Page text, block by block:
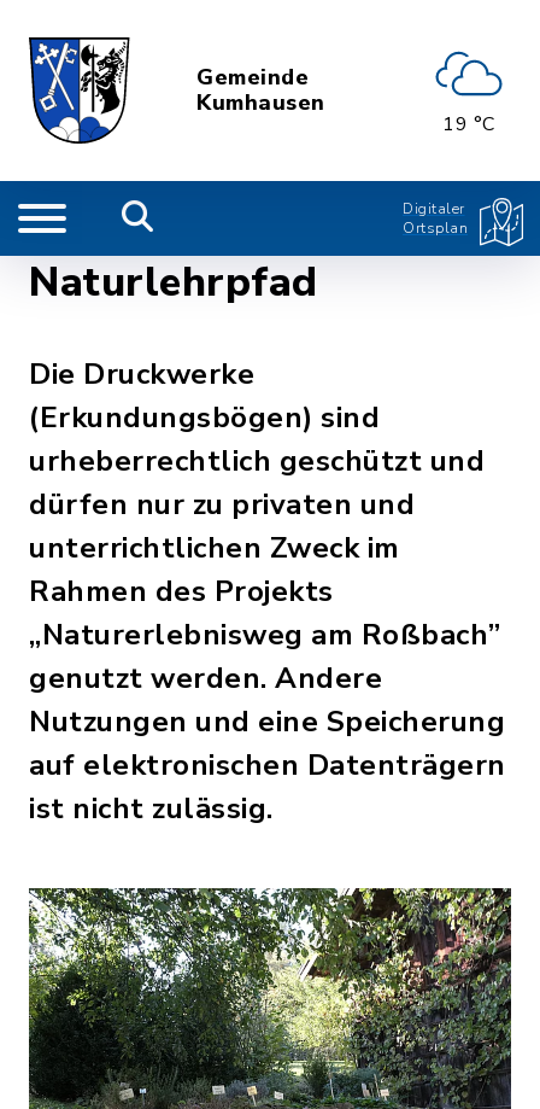
Gemeinde
Kumhausen
19 °C
Digitaler
Ortsplan
Naturlehrpfad
Die Druckwerke
(Erkundungsbögen) sind
urheberrechtlich geschützt und
dürfen nur zu privaten und
unterrichtlichen Zweck im
Rahmen des Projekts
„Naturerlebnisweg am Roßbach”
genutzt werden. Andere
Nutzungen und eine Speicherung
auf elektronischen Datenträgern
ist nicht zulässig.